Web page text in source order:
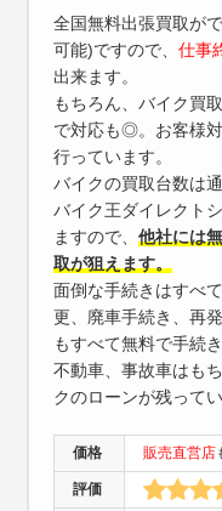
全国無料出張買取が
可能)ですので、 仕事
出来ます。
もちろん、バイク買
で対応も◎。お客様
行っています。
バイクの買取台数は
バイク王ダイレクト
ますので、 他社には
取が狙えます。
面倒な手続きはすべ
更、廃車手続き、再
もすべて無料で手続
不動車、事故車はも
クのローンが残って
価格 販売直営店
評価